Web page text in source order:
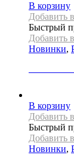
В корзину
Добавить
Быстрый
Добавить
Новинки,
В корзину
Добавить
Быстрый
Добавить
Новинки,